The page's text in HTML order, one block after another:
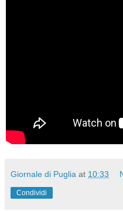
Giornale di Puglia at 10:33
Condividi